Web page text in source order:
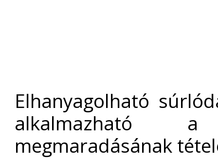
Elhanyagolható
alkalmazható
megmaradásának